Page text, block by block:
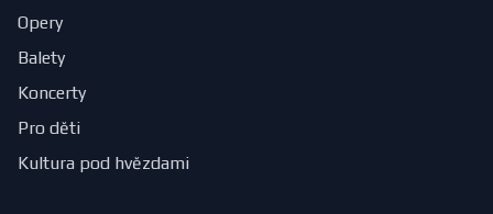
Opery
Balety
Koncerty
Pro děti
Kultura pod hvězdami